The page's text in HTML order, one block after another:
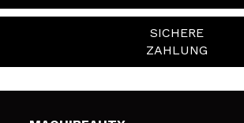
SICHERE
ZAHLUNG